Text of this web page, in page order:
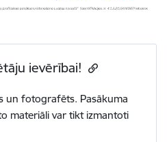
ievērībai!
un fotografēts. Pasākuma
materiāli var tikt izmantoti